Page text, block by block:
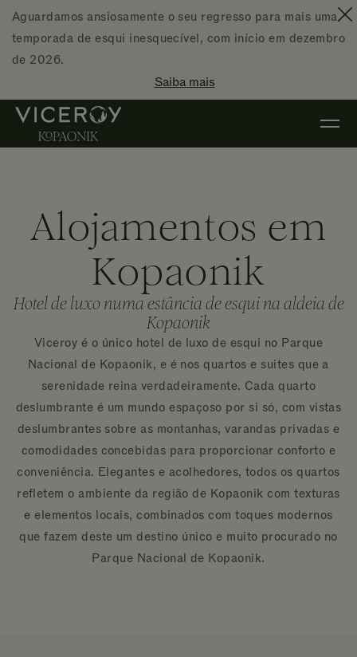
Ir diretamente para o conteúdo principal
Aguardamos ansiosamente o seu regresso para mais uma
temporada de esqui inesquecível, com início em dezembro
de 2026.
Saiba mais
Alojamentos em
Kopaonik
Hotel de luxo numa estância de esqui na aldeia de
Kopaonik
Viceroy é o único hotel de luxo de esqui no Parque
Nacional de Kopaonik, e é nos quartos e suites que a
serenidade reina verdadeiramente. Cada quarto
deslumbrante é um mundo espaçoso por si só, com vistas
deslumbrantes sobre as montanhas, varandas privadas e
comodidades concebidas para proporcionar conforto e
conveniência. Elegantes e acolhedores, todos os quartos
refletem o ambiente da região de Kopaonik com texturas
e elementos locais, combinados com toques modernos
que fazem deste um destino único e muito procurado no
Parque Nacional de Kopaonik.